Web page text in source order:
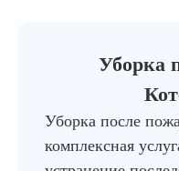
Уборка
Уборка после
комплексная